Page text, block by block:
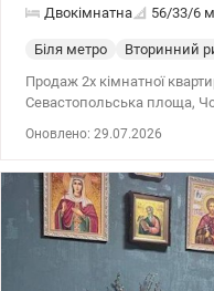
Двокімнатна 56/33/6 м
Біля метро Вторинний
Продаж 2х кімнатної
Севастопольська площа,
має функціональне
спальня та окрема кухня,
технікою (вбудований
варильна поверхня на 2
квартирі є велика
Оновлено: 29.07.2026